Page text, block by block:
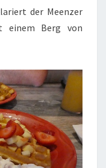
der Meenzer
einem Berg von